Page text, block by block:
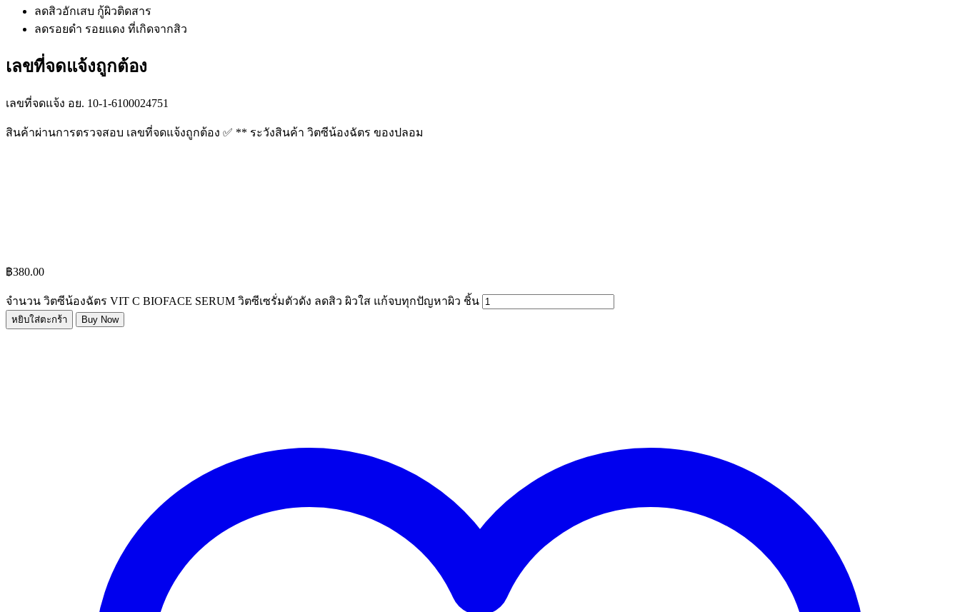
ลดสิวอักเสบ กู้ผิวติดสาร
ลดรอยดำ รอยแดง ที่เกิดจากสิว
เลขที่จดแจ้งถูกต้อง
เลขที่จดแจ้ง อย. 10-1-6100024751
สินค้าผ่านการตรวจสอบ เลขที่จดแจ้งถูกต้อง ✅ ** ระวังสินค้า วิตซีน้องฉัตร ของปลอม
฿380.00
จำนวน วิตซีน้องฉัตร VIT C BIOFACE SERUM วิตซีเซรั่มตัวดัง ลดสิว ผิวใส แก้จบทุกปัญหาผิว ชิ้น
หยิบใส่ตะกร้า Buy Now